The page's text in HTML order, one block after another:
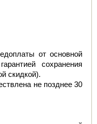
от основной
сохранения
скидкой).
не позднее 30